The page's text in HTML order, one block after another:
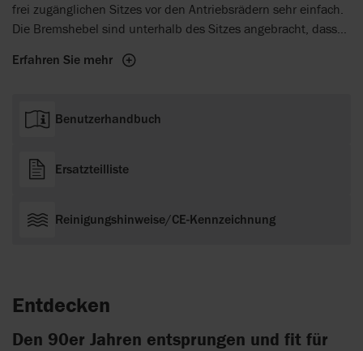
frei zugänglichen Sitzes vor den Antriebsrädern sehr einfach.
Die Bremshebel sind unterhalb des Sitzes angebracht, dass
erreichen sind. Etac Clean 24” hat die gleichen
– erlaubt aber dem Nutzer zusätzlich den Stuhl eigenständig
zu fahren.
Erfahren Sie mehr
Benutzerhandbuch
Ersatzteilliste
Reinigungshinweise/CE-Kennzeichnung
Entdecken
Den 90er Jahren entsprungen und fit für